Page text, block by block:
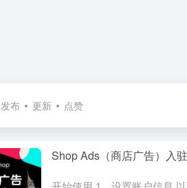
发布 更新 点赞
Shop Ads（商店广告）入